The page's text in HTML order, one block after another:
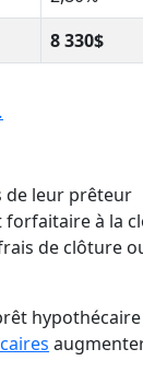
8 330$
de leur prêteur
forfaitaire à la
de clôture